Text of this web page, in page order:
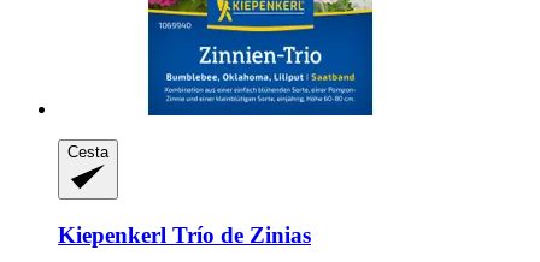
Cesta
Kiepenkerl Trío de Zinias